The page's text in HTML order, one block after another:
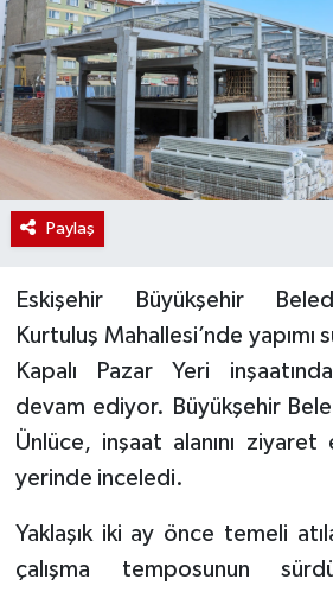
Paylaş
Eskişehir Büyükşehir
Kurtuluş Mahallesi’nde yapımı
Kapalı Pazar Yeri
devam ediyor. Büyükşehir
Ünlüce, inşaat alanını ziyaret
yerinde inceledi.
Yaklaşık iki ay önce temeli
çalışma temposunun